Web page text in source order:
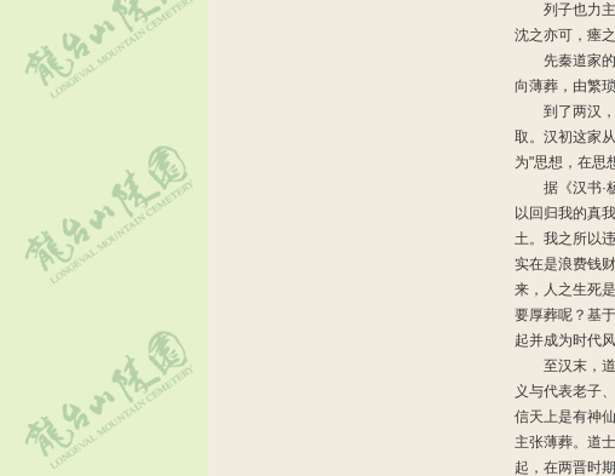
列子也力主
沈之亦可，瘗
先秦道家的
向薄葬，由繁
到了两汉，
取。汉初这家
为"思想，在思
据《汉书·杨
以回归我的真
土。我之所以
实在是浪费钱
来，人之生死
要厚葬呢？基
起并成为时代
至汉末，道
义与代表老子
信天上是有神
主张薄葬。道
起，在两晋时